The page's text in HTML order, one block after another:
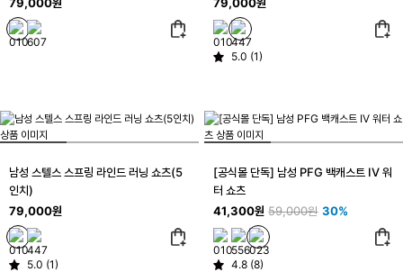
5.0 (1)
남성 스텔스 스프링 라인드 러닝 쇼츠(5
인치)
79,000원
5.0 (1)
[공식몰 단독] 남성 PFG 백캐스트 IV 워
터 쇼츠
41,300원 59,000원 30%
4.8 (8)